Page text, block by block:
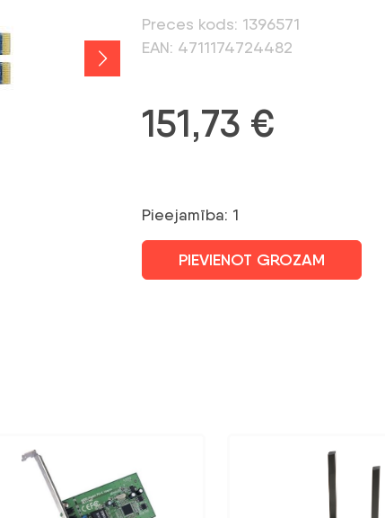
Preces kods: 1396571
EAN: 4711174724482
151,73 €
Pieejamība: 1
PIEVIENOT GROZAM